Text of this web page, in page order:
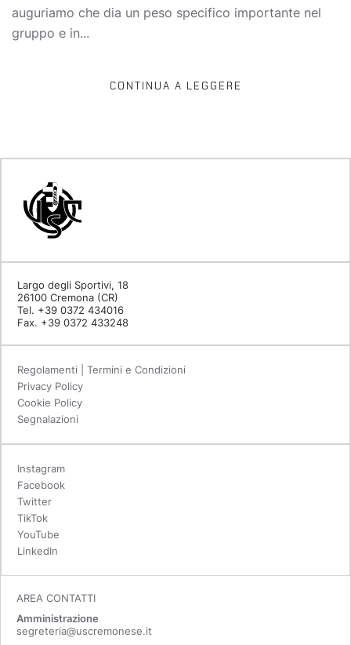
auguriamo che dia un peso specifico importante nel
gruppo e in...
CONTINUA A LEGGERE
Largo degli Sportivi, 18
26100 Cremona (CR)
Tel. +39 0372 434016
Fax. +39 0372 433248
Regolamenti | Termini e Condizioni
Privacy Policy
Cookie Policy
Segnalazioni
Instagram
Facebook
Twitter
TikTok
YouTube
LinkedIn
AREA CONTATTI
Amministrazione
segreteria@uscremonese.it